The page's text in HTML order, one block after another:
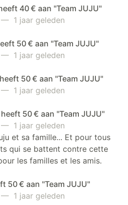
40 € aan "Team JUJU"
— 1 jaar geleden
50 € aan "Team JUJU"
— 1 jaar geleden
50 € aan "Team JUJU"
— 1 jaar geleden
50 € aan "Team JUJU"
— 1 jaar geleden
et sa famille... Et pour tous
qui se battent contre cette
les familles et les amis.
50 € aan "Team JUJU"
— 1 jaar geleden